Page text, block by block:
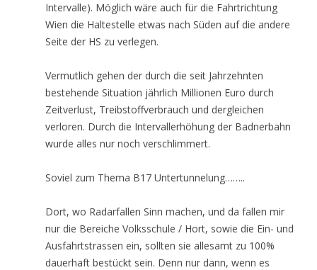
Intervalle). Möglich wäre auch für die Fahrtrichtung
Wien die Haltestelle etwas nach Süden auf die andere
Seite der HS zu verlegen.
Vermutlich gehen der durch die seit Jahrzehnten
bestehende Situation jährlich Millionen Euro durch
Zeitverlust, Treibstoffverbrauch und dergleichen
verloren. Durch die Intervallerhöhung der Badnerbahn
wurde alles nur noch verschlimmert.
Soviel zum Thema B17 Untertunnelung……..
Dort, wo Radarfallen Sinn machen, und da fallen mir
nur die Bereiche Volksschule / Hort, sowie die Ein- und
Ausfahrtstrassen ein, sollten sie allesamt zu 100%
dauerhaft bestückt sein. Denn nur dann, wenn es